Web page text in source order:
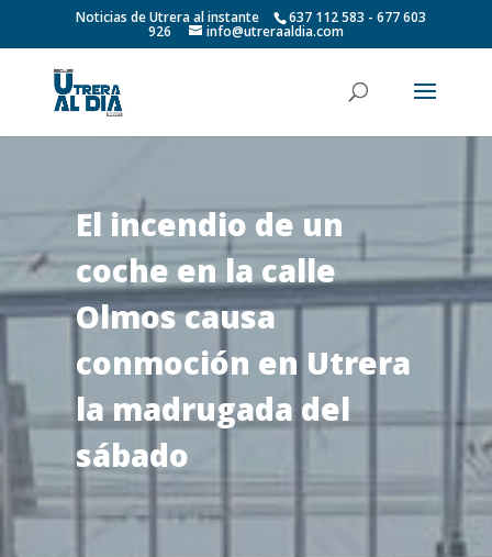
Noticias de Utrera al instante 637 112 583 - 677 603
926 info@utreraaldia.com
El incendio de un
coche en la calle
Olmos causa
conmoción en Utrera
la madrugada del
sábado